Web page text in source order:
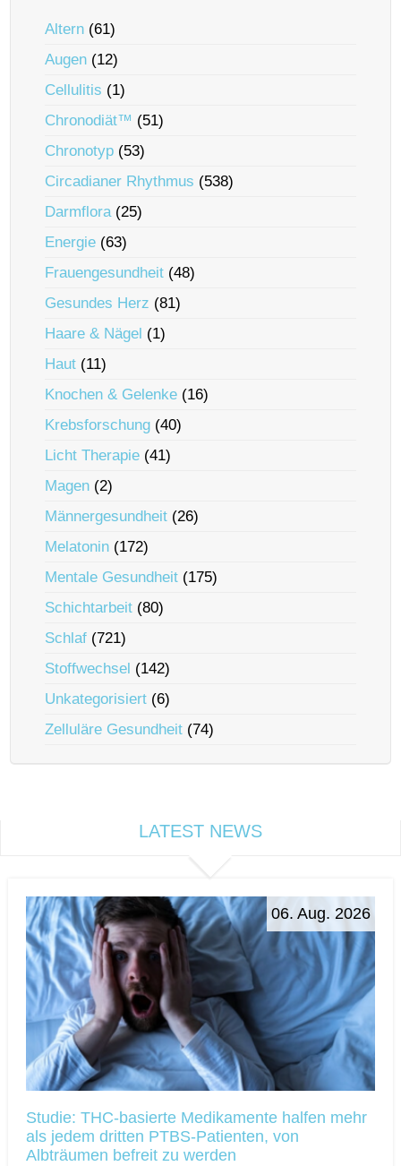
Altern (61)
Augen (12)
Cellulitis (1)
Chronodiät™ (51)
Chronotyp (53)
Circadianer Rhythmus (538)
Darmflora(25)
Energie (63)
Frauengesundheit (48)
Gesundes Herz (81)
Haare & Nägel (1)
Haut (11)
Knochen & Gelenke (16)
Krebsforschung (40)
Licht Therapie (41)
Magen (2)
Männergesundheit (26)
Melatonin (172)
Mentale Gesundheit (175)
Schichtarbeit (80)
Schlaf (721)
Stoffwechsel (142)
Unkategorisiert (6)
Zelluläre Gesundheit (74)
LATEST NEWS
06. Aug. 2026
Studie: THC-basierte Medikamente halfen mehr
als jedem dritten PTBS-Patienten, von
Albträumen befreit zu werden